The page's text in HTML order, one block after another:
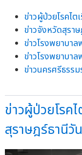
ข่าวผู้ป่วยโรคไต
ข่าวจังหวัดสุรา
ข่าวโรงพยาบาล
ข่าวโรงพยาบาล
ข่าวนครศรีธรรม
ข่าวผู้ป่วยโรค
สุราษฎร์ธานีวั